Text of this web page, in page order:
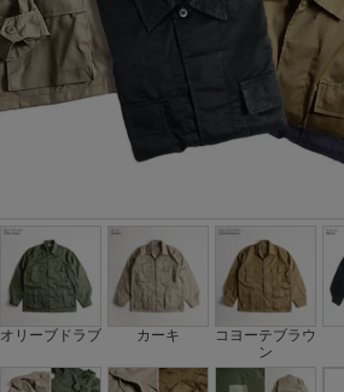
オリーブドラブ カーキ
コヨーテブラウ
ン